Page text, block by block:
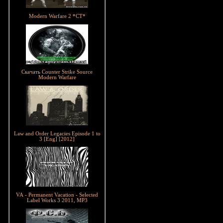
Modern Warfare 2 *CT*
Скачать Counter Strike Source
Modern Warfare
Law and Order Legacies Episode 1 to
3 [Eng] [2012]
VA - Permanent Vacation - Selected
Label Works 3 2011, MP3